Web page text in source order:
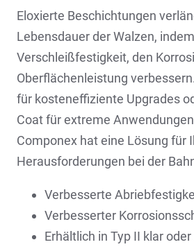
Eloxierte Beschichtungen
Lebensdauer der Walzen,
Verschleißfestigkeit, den
Oberflächenleistung
für kosteneffiziente Upgrades
Coat für extreme
Componex hat eine Lösung für
Herausforderungen bei der
Verbesserte
Verbesserter
Erhältlich in Typ II klar